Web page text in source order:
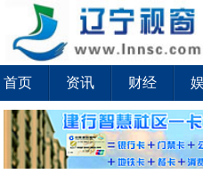
首页 资讯 财经